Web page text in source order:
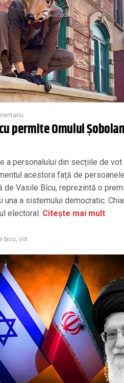
permite Omului
a personalului din secțiile de vot
acestora față de persoanele
de Vasile Bîcu, reprezintă o
una a sistemului democratic.
electoral. Citește mai mult
bicu vot